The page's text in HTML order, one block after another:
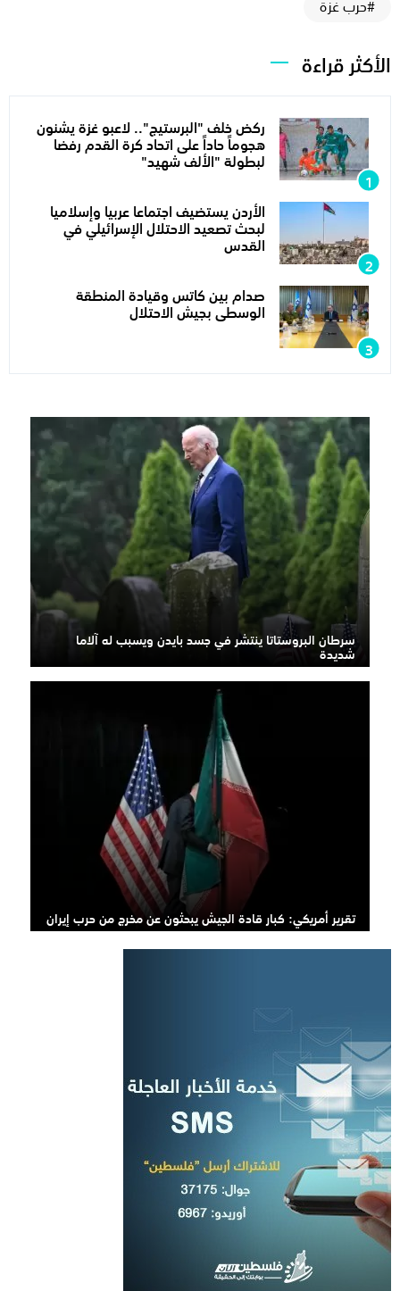
الأكثر قراءة
ركض خلف "البرستيج".. لاعبو غزة يشنون
هجوماً حاداً على اتحاد كرة القدم رفضا
لبطولة "الألف شهيد"
الأردن يستضيف اجتماعا عربيا وإسلاميا
لبحث تصعيد الاحتلال الإسرائيلي في
القدس
صدام بين كاتس وقيادة المنطقة
الوسطى بجيش الاحتلال
سرطان البروستاتا ينتشر في جسد بايدن ويسبب له آلاما
شديدة
تقرير أمريكي: كبار قادة الجيش يبحثون عن مخرج من حرب إيران